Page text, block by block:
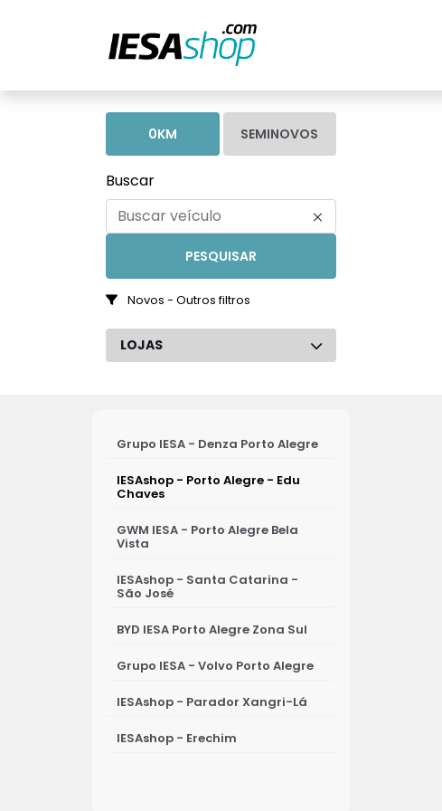
0KM SEMINOVOS
Buscar
PESQUISAR
Novos - Outros filtros
LOJAS
Grupo IESA - Denza Porto Alegre
IESAshop - Porto Alegre - Edu
Chaves
GWM IESA - Porto Alegre Bela
Vista
BYD IESA Porto Alegre Zona Sul
Grupo IESA - Volvo Porto Alegre
IESAshop - Erechim
IESAshop - Parador Xangri-Lá
IESAshop - Santa Catarina -
São José